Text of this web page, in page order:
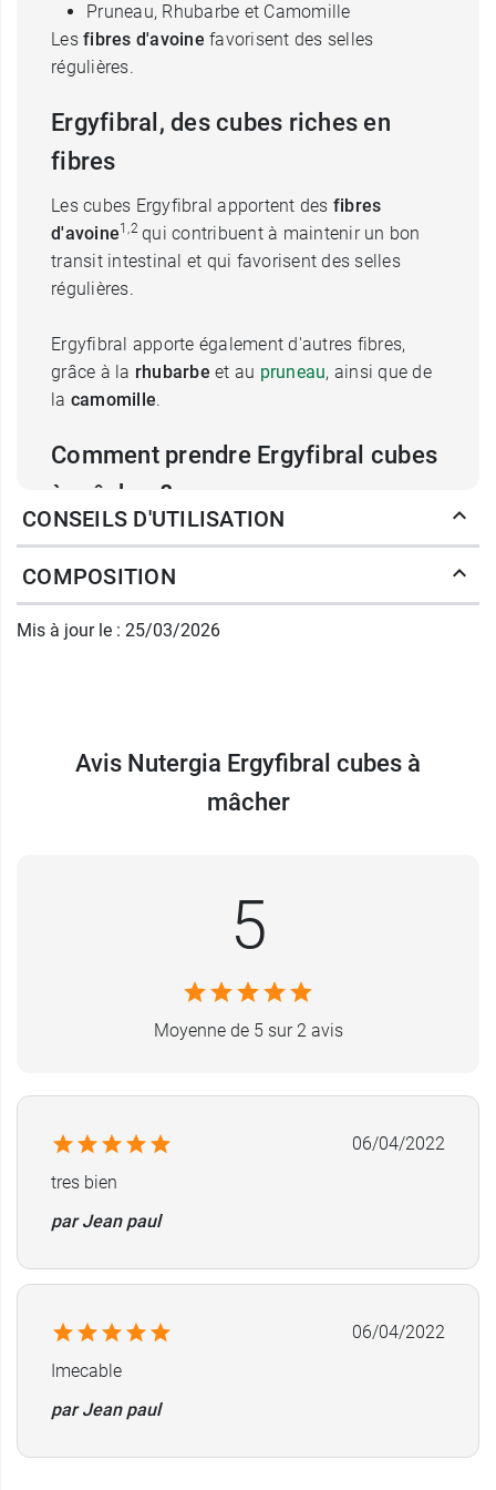
Pruneau, Rhubarbe et Camomille
Les fibres d'avoine favorisent des selles
régulières.
Ergyfibral, des cubes riches en
fibres
Les cubes Ergyfibral apportent des fibres
d'avoine1,2 qui contribuent à maintenir un bon
transit intestinal et qui favorisent des selles
régulières.
Ergyfibral apporte également d'autres fibres,
grâce à la rhubarbe et au pruneau, ainsi que de
la camomille.
Comment prendre Ergyfibral cubes
à mâcher ?
des repas, avec un grand verre d'eau (200
On retrouve également du magnésium dans la
artificiel.
12700 Capdenac-Gare
05 65 64 71 51
CONSEILS D'UTILISATION
COMPOSITION
Mis à jour le : 25/03/2026
Avis Nutergia Ergyfibral cubes à
mâcher
5
Moyenne de 5 sur 2 avis
06/04/2022
tres bien
par Jean paul
06/04/2022
Imecable
par Jean paul